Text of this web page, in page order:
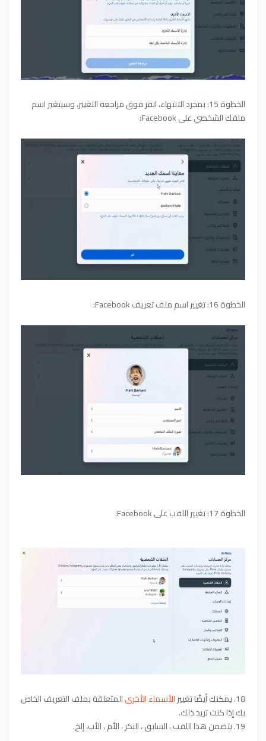
الخطوة 15: بمجرد الانتهاء، انقر فوق مراجعة التغيير، وسيتغير اسم
ملفك الشخصي على Facebook:
الخطوة 16: تغيير اسم ملف تعريف Facebook:
الخطوة 17: تغيير اللقب على Facebook:
18. يمكنك أيضًا تغيير الأسماء الأخرىالمتعلقة بملف التعريف الخاص
بك إذا كنت تريد ذلك.
19. يتضمن هذا اللقب ، السابق ، البكر ، الأم ، الأب، إلخ.